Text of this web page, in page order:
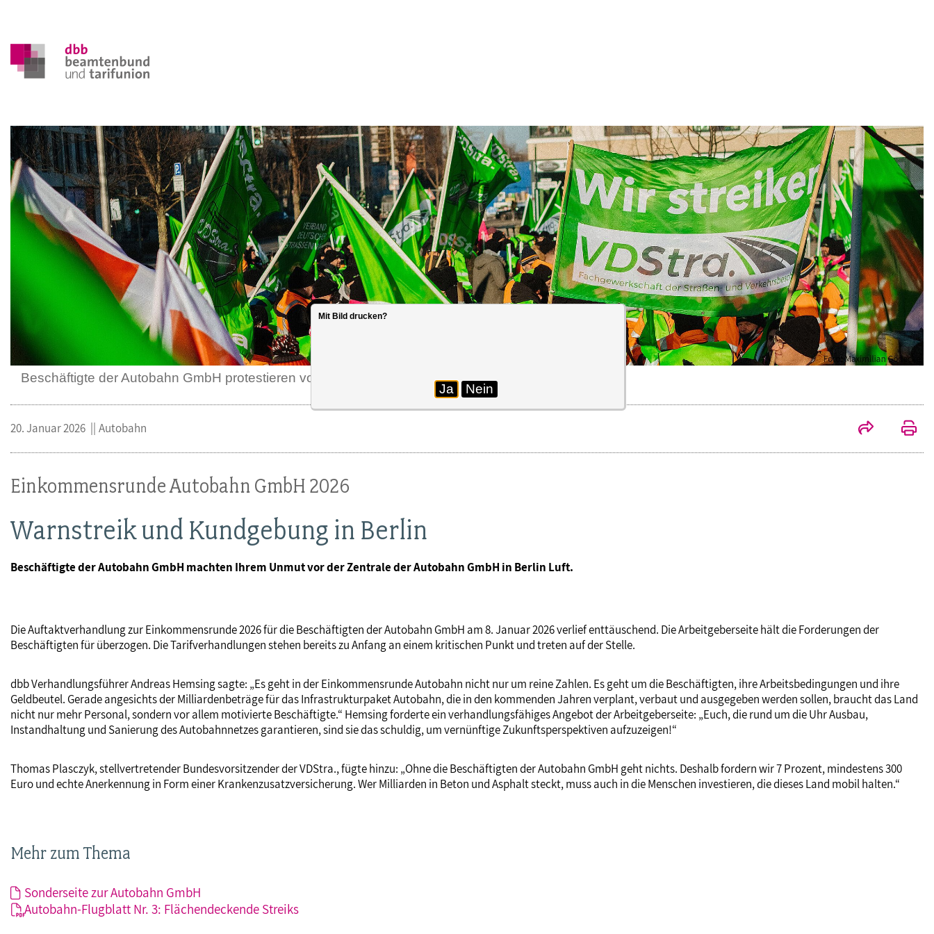
Beschäftigte der Autobahn GmbH protestieren vor der Zentrale der Autobahn GmbH in Berlin.
Einkommensrunde Autobahn GmbH 2026
Warnstreik und Kundgebung in Berlin
Beschäftigte der Autobahn GmbH machten Ihrem Unmut vor der Zentrale der Autobahn GmbH in Berlin Luft.
20. Januar 2026 Autobahn
Die Auftaktverhandlung zur Einkommensrunde 2026 für die Beschäftigten der Autobahn GmbH am 8. Januar 2026 verlief enttäuschend. Die Arbeitgeberseite hält die Forderungen der
Beschäftigten für überzogen. Die Tarifverhandlungen stehen bereits zu Anfang an einem kritischen Punkt und treten auf der Stelle.
dbb Verhandlungsführer Andreas Hemsing sagte: „Es geht in der Einkommensrunde Autobahn nicht nur um reine Zahlen. Es geht um die Beschäftigten, ihre Arbeitsbedingungen und ihre
Geldbeutel. Gerade angesichts der Milliardenbeträge für das Infrastrukturpaket Autobahn, die in den kommenden Jahren verplant, verbaut und ausgegeben werden sollen, braucht das Land
nicht nur mehr Personal, sondern vor allem motivierte Beschäftigte.“ Hemsing forderte ein verhandlungsfähiges Angebot der Arbeitgeberseite: „Euch, die rund um die Uhr Ausbau,
Instandhaltung und Sanierung des Autobahnnetzes garantieren, sind sie das schuldig, um vernünftige Zukunftsperspektiven aufzuzeigen!“
Thomas Plasczyk, stellvertretender Bundesvorsitzender der VDStra., fügte hinzu: „Ohne die Beschäftigten der Autobahn GmbH geht nichts. Deshalb fordern wir 7 Prozent, mindestens 300
Euro und echte Anerkennung in Form einer Krankenzusatzversicherung. Wer Milliarden in Beton und Asphalt steckt, muss auch in die Menschen investieren, die dieses Land mobil halten.“
Mehr zum Thema
Sonderseite zur Autobahn GmbH
Autobahn-Flugblatt Nr. 3: Flächendeckende Streiks
Mit Bild drucken?
Ja Nein